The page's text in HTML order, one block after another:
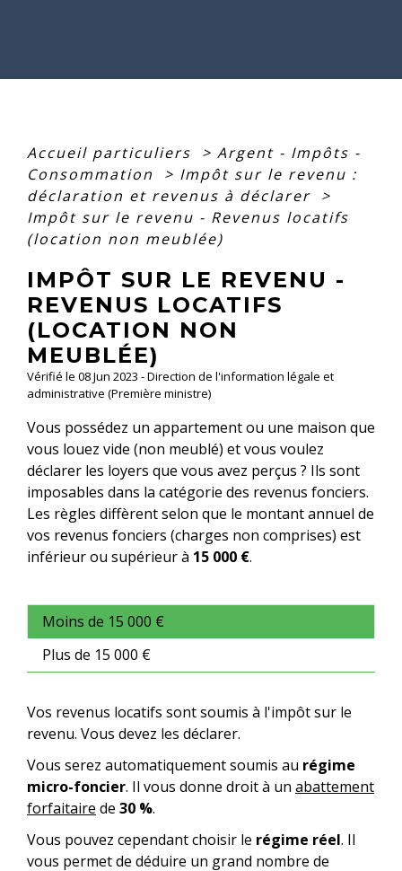
Accueil particuliers > Argent - Impôts -
Consommation
> Impôt sur le revenu :
déclaration et revenus à déclarer >
Impôt sur le revenu - Revenus locatifs
(location non meublée)
IMPÔT SUR LE REVENU -
REVENUS LOCATIFS
(LOCATION NON
MEUBLÉE)
Vérifié le 08 Jun 2023 - Direction de l'information légale et
administrative (Première ministre)
Vous possédez un appartement ou une maison que
vous louez vide (non meublé) et vous voulez
déclarer les loyers que vous avez perçus ? Ils sont
imposables dans la catégorie des revenus fonciers.
Les règles diffèrent selon que le montant annuel de
vos revenus fonciers (charges non comprises) est
inférieur ou supérieur à 15 000 €.
Moins de 15 000 €
Plus de 15 000 €
Vos revenus locatifs sont soumis à l'impôt sur le
revenu. Vous devez les déclarer.
Vous serez automatiquement soumis au régime
micro-foncier. Il vous donne droit à un abattement
forfaitaire de 30 %.
Vous pouvez cependant choisir le régime réel. Il
vous permet de déduire un grand nombre de